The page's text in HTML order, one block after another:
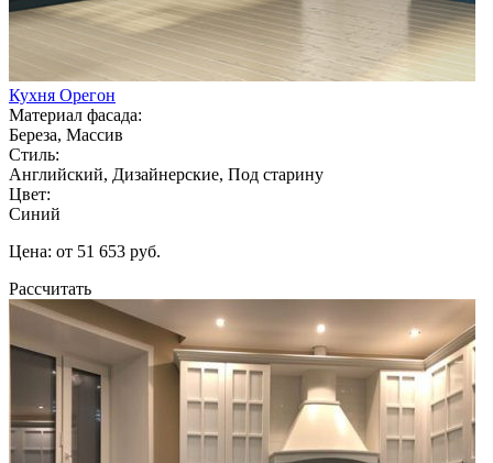
Кухня Орегон
Материал фасада:
Береза, Массив
Стиль:
Английский, Дизайнерские, Под старину
Цвет:
Синий
Цена: от 51 653 руб.
Рассчитать